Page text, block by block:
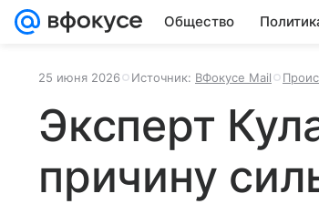
Общество
25 июня 2026 Источник: ВФокусе Mail
Эксперт
причину